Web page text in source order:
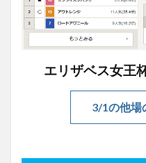
エリザベス女王
3/1の他場